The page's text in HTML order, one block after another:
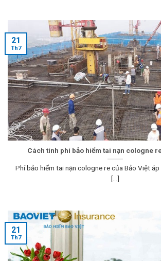
Cách tính phí bảo hiểm tai nạn cologne
Phí bảo hiểm tai nạn cologne re của Bảo Việt
[...]
21
Th7
21
Th7